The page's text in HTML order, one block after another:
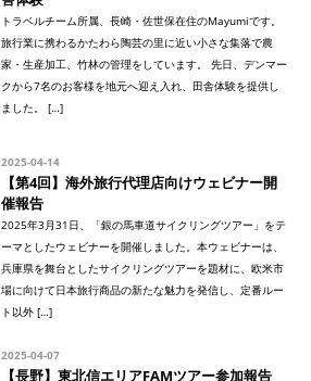
トラベルチーム所属、長崎・佐世保在住のMayumiです。
旅行業に携わるかたわら陶芸の里に近い小さな集落で農
家・生産加工、竹林の管理をしています。 先日、デンマー
クから7名のお客様を地元へ迎え入れ、田舎体験を提供し
ました。 […]
2025-04-14
【第4回】海外旅行代理店向けウェビナー開
催報告
2025年3月31日、「銀の馬車道サイクリングツアー」をテ
ーマとしたウェビナーを開催しました。本ウェビナーは、
兵庫県を舞台としたサイクリングツアーを題材に、欧米市
場に向けて日本旅行商品の新たな魅力を発信し、定番ルー
ト以外 […]
2025-04-07
【長野】東北信エリアFAMツアー参加報告